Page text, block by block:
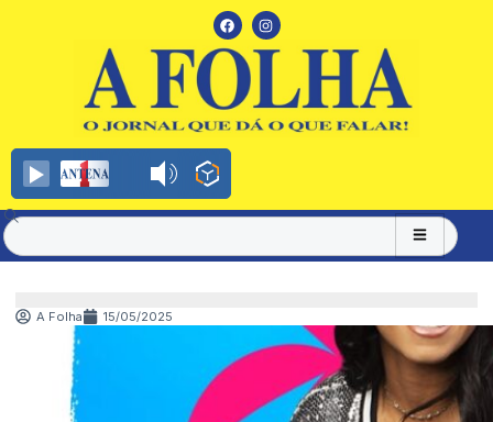
A Folha 15/05/2025